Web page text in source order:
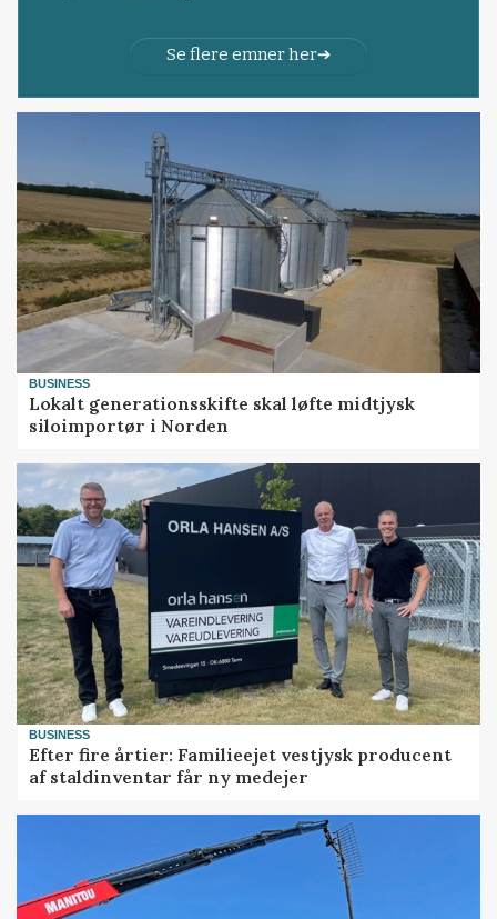
Se flere emner her
BUSINESS
Lokalt generationsskifte skal løfte midtjysk
siloimportør i Norden
BUSINESS
Efter fire årtier: Familieejet vestjysk producent
af staldinventar får ny medejer